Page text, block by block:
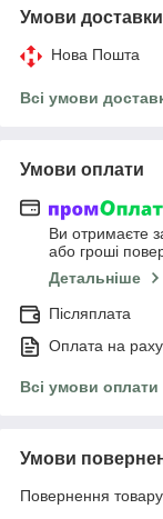
Умови доставки
Нова Пошта
Всі умови
Умови оплати
Ви отримаєте
або гроші
Детальніше
Післяплата
Оплата на
Всі умови оплати
Умови
Повернення